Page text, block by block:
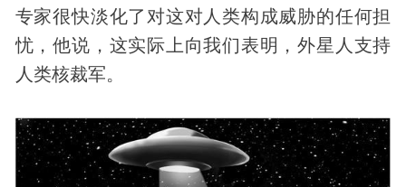
专家很快淡化了对这对人类构成威胁的任何担
忧，他说，这实际上向我们表明，外星人支持
人类核裁军。